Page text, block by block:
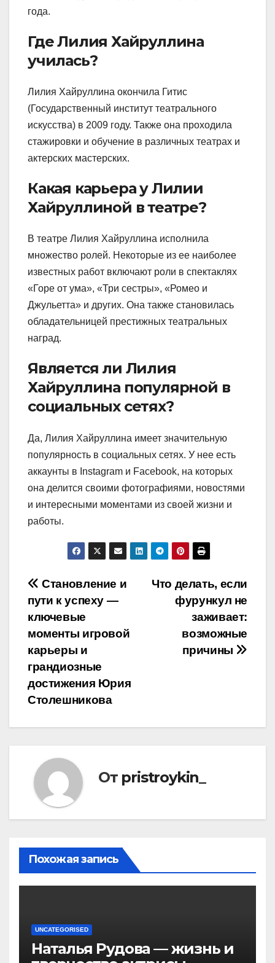
года.
Где Лилия Хайруллина
училась?
Лилия Хайруллина окончила Гитис
(Государственный институт театрального
искусства) в 2009 году. Также она проходила
стажировки и обучение в различных театрах и
актерских мастерских.
Какая карьера у Лилии
Хайруллиной в театре?
В театре Лилия Хайруллина исполнила
множество ролей. Некоторые из ее наиболее
известных работ включают роли в спектаклях
«Горе от ума», «Три сестры», «Ромео и
Джульетта» и других. Она также становилась
обладательницей престижных театральных
наград.
Является ли Лилия
Хайруллина популярной в
социальных сетях?
Да, Лилия Хайруллина имеет значительную
популярность в социальных сетях. У нее есть
аккаунты в Instagram и Facebook, на которых
она делится своими фотографиями, новостями
и интересными моментами из своей жизни и
работы.
Навигация
по
записям
Что делать, если
фурункул не
заживает:
возможные
причины
Становление и
пути к успеху —
ключевые
моменты игровой
карьеры и
грандиозные
достижения Юрия
Столешникова
От pristroykin_
Похожая запись
UNCATEGORISED
Наталья Рудова — жизнь и